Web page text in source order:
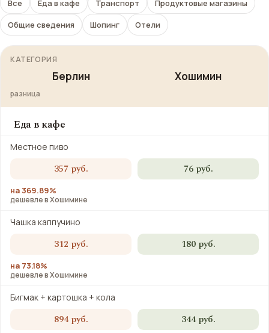
Все Еда в кафе Транспорт
Продуктовые магазины
Общие сведения
Шопинг Отели
КАТЕГОРИЯ
Берлин Хошимин
разница
Еда в кафе
Местное пиво
357 руб. 76 руб.
на 369.89%
дешевле в Хошимине
Чашка каппучино
312 руб. 180 руб.
на 73.18%
дешевле в Хошимине
Бигмак + картошка + кола
894 руб. 344 руб.